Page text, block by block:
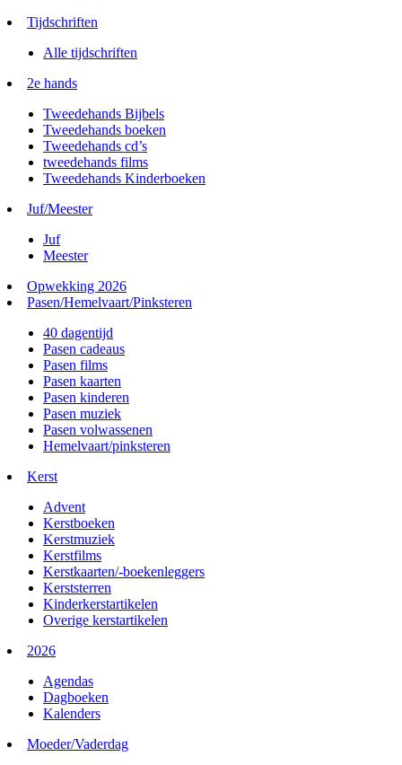
Tijdschriften
Alle tijdschriften
2e hands
Tweedehands Bijbels
Tweedehands boeken
Tweedehands cd’s
tweedehands films
Tweedehands Kinderboeken
Juf/Meester
Juf
Meester
Opwekking 2026
Pasen/Hemelvaart/Pinksteren
40 dagentijd
Pasen cadeaus
Pasen films
Pasen kaarten
Pasen kinderen
Pasen muziek
Pasen volwassenen
Hemelvaart/pinksteren
Kerst
Advent
Kerstboeken
Kerstmuziek
Kerstfilms
Kerstkaarten/-boekenleggers
Kerststerren
Kinderkerstartikelen
Overige kerstartikelen
2026
Agendas
Dagboeken
Kalenders
Moeder/Vaderdag